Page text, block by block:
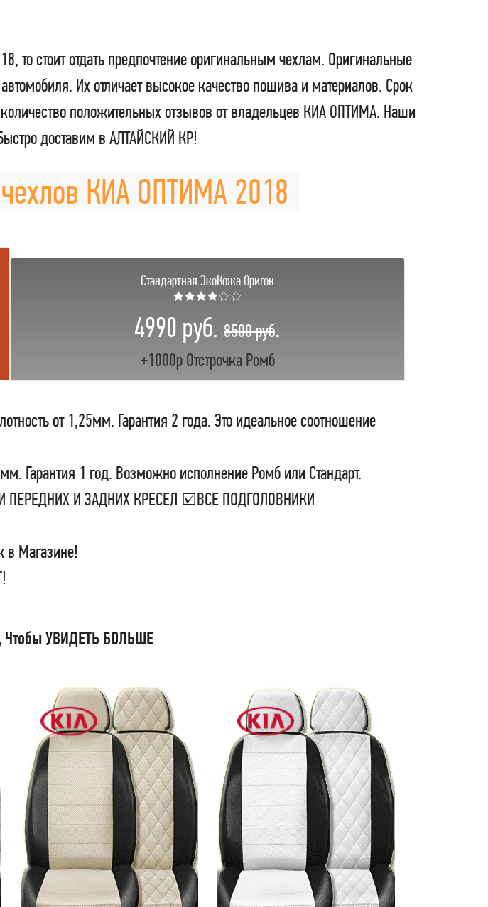
стоит отдать предпочтение оригинальным чехлам. Оригинальные
Их отличает высокое качество пошива и материалов. Срок
положительных отзывов от владельцев КИА ОПТИМА. Наши
доставим в АЛТАЙСКИЙ КР!
КИА ОПТИМА 2018
Стандартная ЭкоКожа Оригон
★★★★☆☆
4990 руб. 8500 руб.
+1000р Отстрочка Ромб
от 1,25мм. Гарантия 2 года. Это идеальное соотношение
Гарантия 1 год. Возможно исполнение Ромб или Стандарт.
И ЗАДНИХ КРЕСЕЛ ☑ВСЕ ПОДГОЛОВНИКИ
в Магазине!
УВИДЕТЬ БОЛЬШЕ